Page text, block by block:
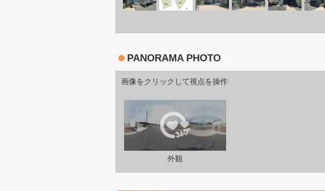
PANORAMA PHOTO
画像をクリックして視点を操作
外観